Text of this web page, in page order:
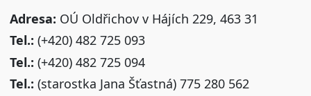
Adresa: OÚ Oldřichov v Hájích 229, 463 31
Tel.: (+420) 482 725 093
Tel.: (+420) 482 725 094
Tel.: (starostka Jana Šťastná) 775 280 562